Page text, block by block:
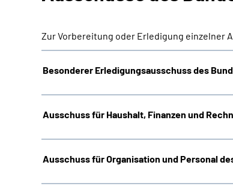
Zur Vorbereitung oder Erledigung einzelner
Besonderer Erledigungsausschuss des
Ausschuss für Haushalt, Finanzen und
Ausschuss für Organisation und Personal